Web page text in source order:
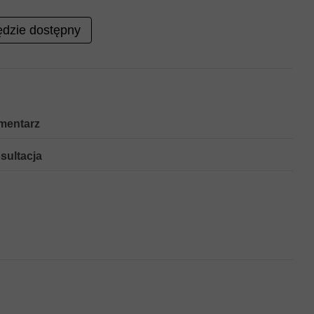
dostępny